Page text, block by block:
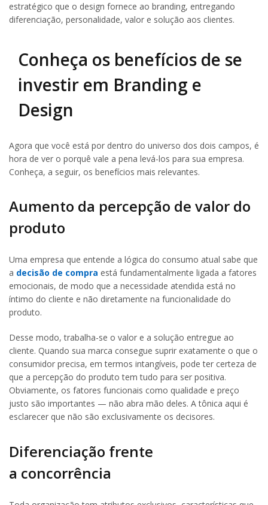
estratégico que o design fornece ao branding, entregando
diferenciação, personalidade, valor e solução aos clientes.
Conheça os benefícios de se
investir em Branding e
Design
Agora que você está por dentro do universo dos dois campos, é
hora de ver o porquê vale a pena levá-los para sua empresa.
Conheça, a seguir, os benefícios mais relevantes.
Aumento da percepção de valor do
produto
Uma empresa que entende a lógica do consumo atual sabe que
a decisão de compra está fundamentalmente ligada a fatores
emocionais, de modo que a necessidade atendida está no
íntimo do cliente e não diretamente na funcionalidade do
produto.
Desse modo, trabalha-se o valor e a solução entregue ao
cliente. Quando sua marca consegue suprir exatamente o que o
consumidor precisa, em termos intangíveis, pode ter certeza de
que a percepção do produto tem tudo para ser positiva.
Obviamente, os fatores funcionais como qualidade e preço
justo são importantes — não abra mão deles. A tônica aqui é
esclarecer que não são exclusivamente os decisores.
Diferenciação frente
a concorrência